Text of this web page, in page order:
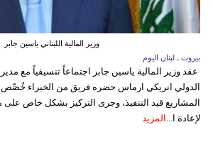
وزير المالية اللبناني ياسين جابر
بيروت ـ لبنان اليوم
عقد وزير المالية ياسين جابر اجتماعاً تنسيقياً مع
الدولي انريكي ارماس حضره فريق من الخبراء خُصِّص
لإعادة ا... المزيد